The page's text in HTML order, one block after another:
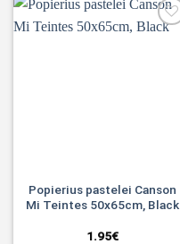
Popierius pastelei Canson
Mi Teintes 50x65cm, Black
1.95€